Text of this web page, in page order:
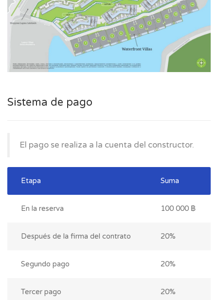
Sistema de pago
El pago se realiza a la cuenta del constructor.
Etapa Suma
En la reserva 100 000 ฿
Después de la firma del contrato 20%
Segundo pago 20%
Tercer pago 20%